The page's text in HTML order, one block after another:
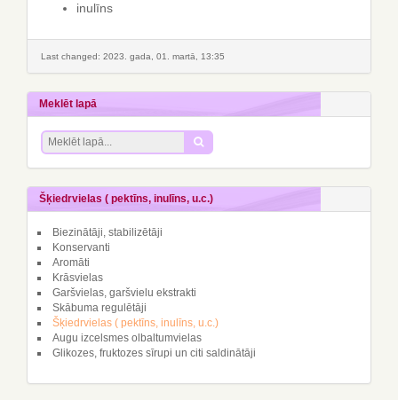
inulīns
Last changed: 2023. gada, 01. martā, 13:35
Meklēt lapā
Šķiedrvielas ( pektīns, inulīns, u.c.)
Biezinātāji, stabilizētāji
Konservanti
Aromāti
Krāsvielas
Garšvielas, garšvielu ekstrakti
Skābuma regulētāji
Šķiedrvielas ( pektīns, inulīns, u.c.)
Augu izcelsmes olbaltumvielas
Glikozes, fruktozes sīrupi un citi saldinātāji